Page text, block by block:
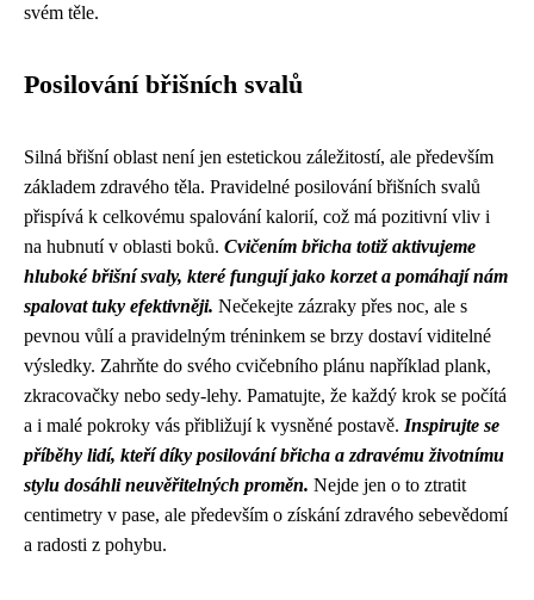
svém těle.
Posilování břišních svalů
Silná břišní oblast není jen estetickou záležitostí, ale především
základem zdravého těla. Pravidelné posilování břišních svalů
přispívá k celkovému spalování kalorií, což má pozitivní vliv i
na hubnutí v oblasti boků. Cvičením břicha totiž aktivujeme
hluboké břišní svaly, které fungují jako korzet a pomáhají nám
spalovat tuky efektivněji. Nečekejte zázraky přes noc, ale s
pevnou vůlí a pravidelným tréninkem se brzy dostaví viditelné
výsledky. Zahrňte do svého cvičebního plánu například plank,
zkracovačky nebo sedy-lehy. Pamatujte, že každý krok se počítá
a i malé pokroky vás přibližují k vysněné postavě. Inspirujte se
příběhy lidí, kteří díky posilování břicha a zdravému životnímu
stylu dosáhli neuvěřitelných proměn. Nejde jen o to ztratit
centimetry v pase, ale především o získání zdravého sebevědomí
a radosti z pohybu.